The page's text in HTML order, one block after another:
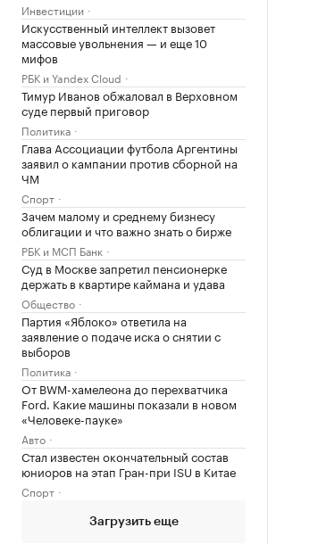
Инвестиции
Искусственный интеллект вызовет
массовые увольнения — и еще 10
мифов
РБК и Yandex Cloud
Тимур Иванов обжаловал в Верховном
суде первый приговор
Политика
Глава Ассоциации футбола Аргентины
заявил о кампании против сборной на
ЧМ
Спорт
Зачем малому и среднему бизнесу
облигации и что важно знать о бирже
РБК и МСП Банк
Суд в Москве запретил пенсионерке
держать в квартире каймана и удава
Общество
Партия «Яблоко» ответила на
заявление о подаче иска о снятии с
выборов
Политика
От BWM-хамелеона до перехватчика
Ford. Какие машины показали в новом
«Человеке-пауке»
Авто
Стал известен окончательный состав
юниоров на этап Гран-при ISU в Китае
Спорт
Загрузить еще